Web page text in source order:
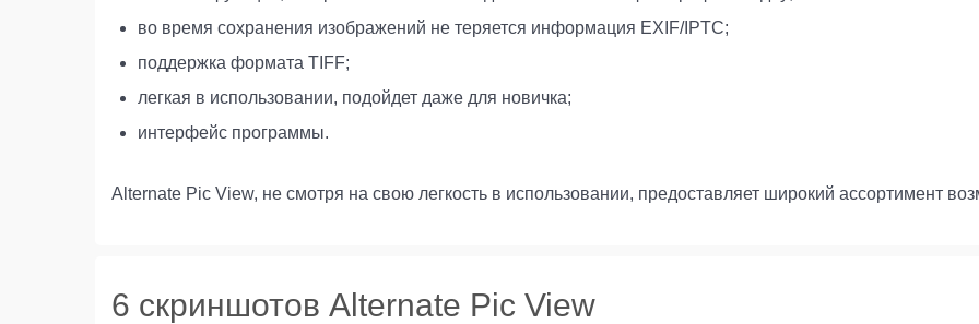
во время сохранения изображений не теряется информация EXIF/IPTC;
поддержка формата TIFF;
легкая в использовании, подойдет даже для новичка;
интерфейс программы.
Alternate Pic View, не смотря на свою легкость в использовании, предоставляет широкий ассортимент
6 скриншотов Alternate Pic View